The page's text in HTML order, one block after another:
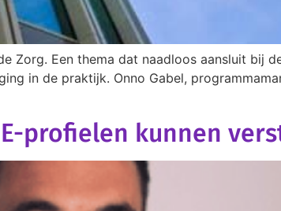
Zorg. Een thema dat naadloos aansluit bij
in de praktijk. Onno Gabel,
profielen kunnen